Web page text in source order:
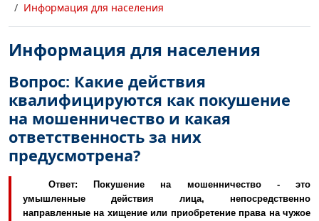
Информация для населения
Информация для населения
Вопрос: Какие действия
квалифицируются как покушение
на мошенничество и какая
ответственность за них
предусмотрена?
Ответ: Покушение на мошенничество - это
умышленные действия лица, непосредственно
направленные на хищение или приобретение права на чужое